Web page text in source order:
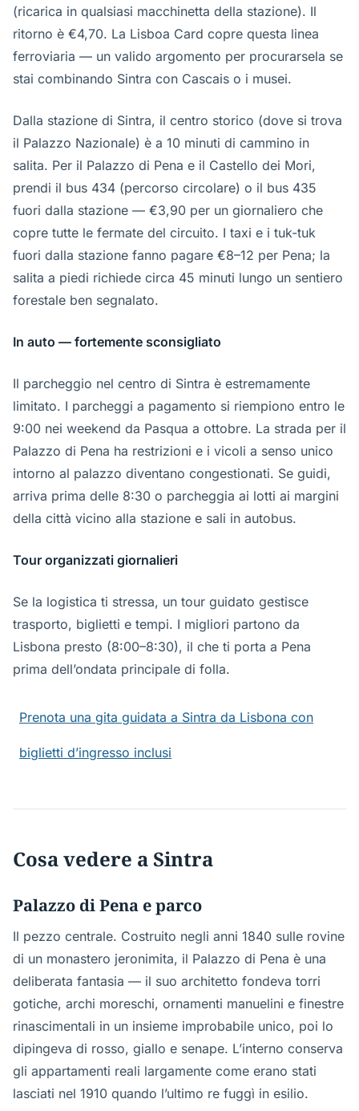
(ricarica in qualsiasi macchinetta della stazione). Il
ritorno è €4,70. La Lisboa Card copre questa linea
ferroviaria — un valido argomento per procurarsela se
stai combinando Sintra con Cascais o i musei.
Dalla stazione di Sintra, il centro storico (dove si trova
il Palazzo Nazionale) è a 10 minuti di cammino in
salita. Per il Palazzo di Pena e il Castello dei Mori,
prendi il bus 434 (percorso circolare) o il bus 435
fuori dalla stazione — €3,90 per un giornaliero che
copre tutte le fermate del circuito. I taxi e i tuk-tuk
fuori dalla stazione fanno pagare €8–12 per Pena; la
salita a piedi richiede circa 45 minuti lungo un sentiero
forestale ben segnalato.
In auto — fortemente sconsigliato
Il parcheggio nel centro di Sintra è estremamente
limitato. I parcheggi a pagamento si riempiono entro le
9:00 nei weekend da Pasqua a ottobre. La strada per il
Palazzo di Pena ha restrizioni e i vicoli a senso unico
intorno al palazzo diventano congestionati. Se guidi,
arriva prima delle 8:30 o parcheggia ai lotti ai margini
della città vicino alla stazione e sali in autobus.
Tour organizzati giornalieri
Se la logistica ti stressa, un tour guidato gestisce
trasporto, biglietti e tempi. I migliori partono da
Lisbona presto (8:00–8:30), il che ti porta a Pena
prima dell’ondata principale di folla.
Prenota una gita guidata a Sintra da Lisbona con
biglietti d’ingresso inclusi
Cosa vedere a Sintra
Palazzo di Pena e parco
Il pezzo centrale. Costruito negli anni 1840 sulle rovine
di un monastero jeronimita, il Palazzo di Pena è una
deliberata fantasia — il suo architetto fondeva torri
gotiche, archi moreschi, ornamenti manuelini e finestre
rinascimentali in un insieme improbabile unico, poi lo
dipingeva di rosso, giallo e senape. L’interno conserva
gli appartamenti reali largamente come erano stati
lasciati nel 1910 quando l’ultimo re fuggì in esilio.